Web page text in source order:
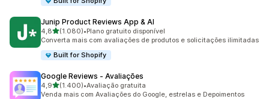
Junip Product Reviews App & AI
4,8de 5 estrelas
(1.080)
1080 avaliações ao todo
•Plano gratuito disponível
Converta mais com avaliações de produtos e solicitações ilimitadas
Built for Shopify
Google Reviews ‑ Avaliações
4,9de 5 estrelas
(1.400)
1400 avaliações ao todo
•Avaliação gratuita
Venda mais com Avaliações do Google, estrelas e Depoimentos